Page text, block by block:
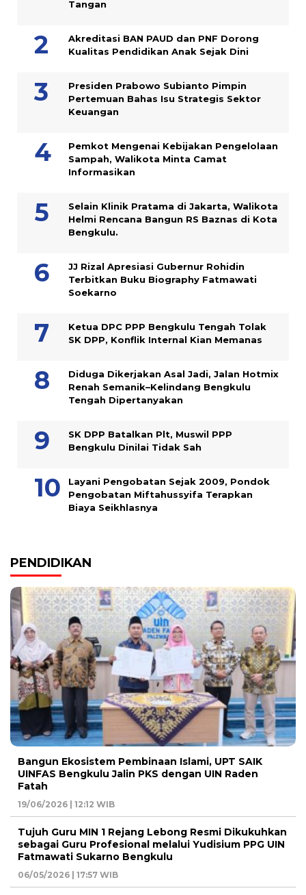
Tangan
Akreditasi BAN PAUD dan PNF Dorong
Kualitas Pendidikan Anak Sejak Dini
Presiden Prabowo Subianto Pimpin
Pertemuan Bahas Isu Strategis Sektor
Keuangan
Pemkot Mengenai Kebijakan Pengelolaan
Sampah, Walikota Minta Camat
Informasikan
Selain Klinik Pratama di Jakarta, Walikota
Helmi Rencana Bangun RS Baznas di Kota
Bengkulu.
JJ Rizal Apresiasi Gubernur Rohidin
Terbitkan Buku Biography Fatmawati
Soekarno
Ketua DPC PPP Bengkulu Tengah Tolak
SK DPP, Konflik Internal Kian Memanas
Diduga Dikerjakan Asal Jadi, Jalan Hotmix
Renah Semanik–Kelindang Bengkulu
Tengah Dipertanyakan
SK DPP Batalkan Plt, Muswil PPP
Bengkulu Dinilai Tidak Sah
Layani Pengobatan Sejak 2009, Pondok
Pengobatan Miftahussyifa Terapkan
Biaya Seikhlasnya
PENDIDIKAN
Bangun Ekosistem Pembinaan Islami, UPT SAIK
UINFAS Bengkulu Jalin PKS dengan UIN Raden
Fatah
19/06/2026 | 12:12 WIB
Tujuh Guru MIN 1 Rejang Lebong Resmi Dikukuhkan
sebagai Guru Profesional melalui Yudisium PPG UIN
Fatmawati Sukarno Bengkulu
06/05/2026 | 17:57 WIB